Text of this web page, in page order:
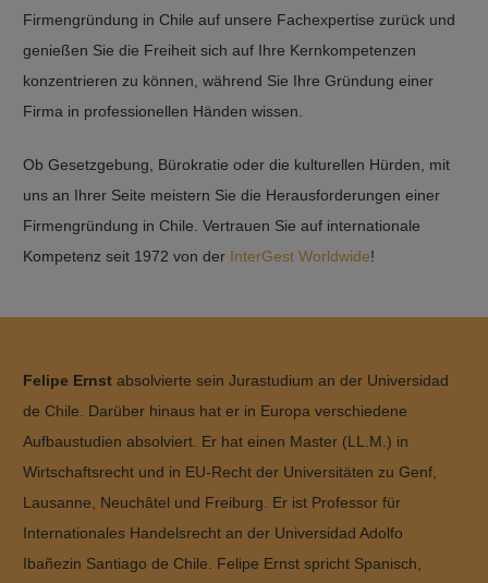
Firmengründung in Chile auf unsere Fachexpertise zurück und
genießen Sie die Freiheit sich auf Ihre Kernkompetenzen
konzentrieren zu können, während Sie Ihre Gründung einer
Firma in professionellen Händen wissen.
Ob Gesetzgebung, Bürokratie oder die kulturellen Hürden, mit
uns an Ihrer Seite meistern Sie die Herausforderungen einer
Firmengründung in Chile. Vertrauen Sie auf internationale
Kompetenz seit 1972 von der InterGest Worldwide!
Felipe Ernst absolvierte sein Jurastudium an der Universidad
de Chile. Darüber hinaus hat er in Europa verschiedene
Aufbaustudien absolviert. Er hat einen Master (LL.M.) in
Wirtschaftsrecht und in EU-Recht der Universitäten zu Genf,
Lausanne, Neuchâtel und Freiburg. Er ist Professor für
Internationales Handelsrecht an der Universidad Adolfo
Ibañezin Santiago de Chile. Felipe Ernst spricht Spanisch,